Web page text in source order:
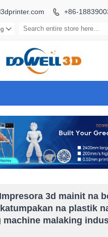
 +86-

3d mainit na
na plastik
machine malaking